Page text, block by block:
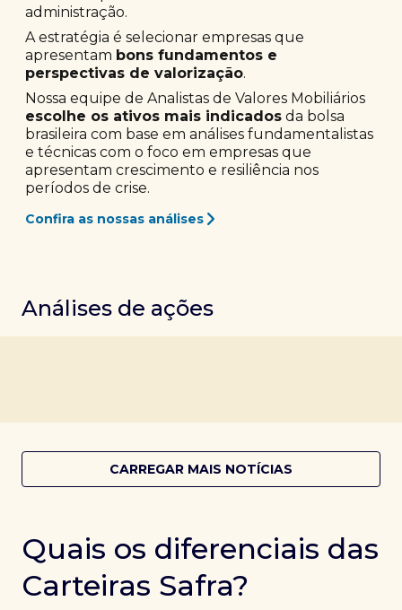
administração.
A estratégia é selecionar empresas que
apresentam bons fundamentos e
perspectivas de valorização.
Nossa equipe de Analistas de Valores Mobiliários
escolhe os ativos mais indicados da bolsa
brasileira com base em análises fundamentalistas
e técnicas com o foco em empresas que
apresentam crescimento e resiliência nos
períodos de crise.
Confira as nossas análises
Análises de ações
CARREGAR MAIS NOTÍCIAS
Quais os diferenciais das
Carteiras Safra?